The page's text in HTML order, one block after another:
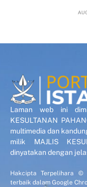
Laman web ini
KESULTANAN
multimedia dan
milik MAJLIS
dinyatakan dengan
Hakcipta Terpelihara ©
terbaik dalam Google